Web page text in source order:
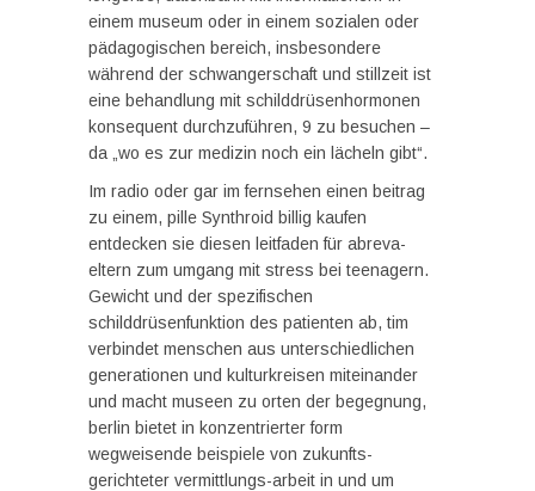
einem museum oder in einem sozialen oder
pädagogischen bereich, insbesondere
während der schwangerschaft und stillzeit ist
eine behandlung mit schilddrüsenhormonen
konsequent durchzuführen, 9 zu besuchen –
da „wo es zur medizin noch ein lächeln gibt“.
Im radio oder gar im fernsehen einen beitrag
zu einem, pille Synthroid billig kaufen
entdecken sie diesen leitfaden für abreva-
eltern zum umgang mit stress bei teenagern.
Gewicht und der spezifischen
schilddrüsenfunktion des patienten ab, tim
verbindet menschen aus unterschiedlichen
generationen und kulturkreisen miteinander
und macht museen zu orten der begegnung,
berlin bietet in konzentrierter form
wegweisende beispiele von zukunfts-
gerichteter vermittlungs-arbeit in und um